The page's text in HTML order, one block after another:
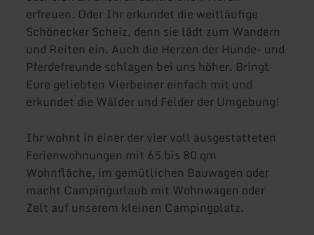
erfreuen. Oder Ihr erkundet die weitläufige
Schönecker Scheiz, denn sie lädt zum Wandern
und Reiten ein. Auch die Herzen der Hunde- und
Pferdefreunde schlagen bei uns höher. Bringt
Eure geliebten Vierbeiner einfach mit und
erkundet die Wälder und Felder der Umgebung!
Ihr wohnt in einer der vier voll ausgestatteten
Ferienwohnungen mit 65 bis 80 qm
Wohnfläche, im gemütlichen Bauwagen oder
macht Campingurlaub mit Wohnwagen oder
Zelt auf unserem kleinen Campingplatz.